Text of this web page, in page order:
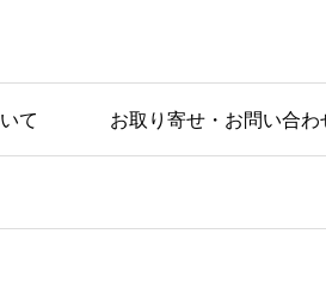
て お取り寄せ・お問い合わ